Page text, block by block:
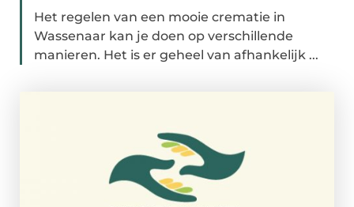
Het regelen van een mooie crematie in
Wassenaar kan je doen op verschillende
manieren. Het is er geheel van afhankelijk ...